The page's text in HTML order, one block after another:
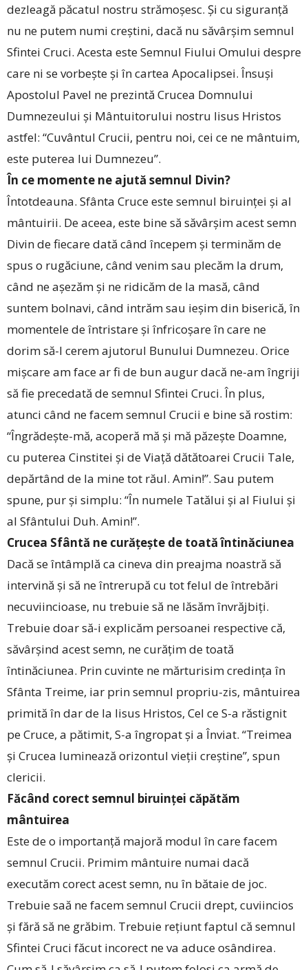
dezleagă păcatul nostru strămoșesc. Și cu siguranță
nu ne putem numi creștini, dacă nu săvârșim semnul
Sfintei Cruci. Acesta este Semnul Fiului Omului despre
care ni se vorbește și în cartea Apocalipsei. Însuși
Apostolul Pavel ne prezintă Crucea Domnului
Dumnezeului și Mântuitorului nostru Iisus Hristos
astfel: “Cuvântul Crucii, pentru noi, cei ce ne mântuim,
este puterea lui Dumnezeu”.
În ce momente ne ajută semnul Divin?
Întotdeauna. Sfânta Cruce este semnul biruinței și al
mântuirii. De aceea, este bine să săvârșim acest semn
Divin de fiecare dată când începem și terminăm de
spus o rugăciune, când venim sau plecăm la drum,
când ne așezăm și ne ridicăm de la masă, când
suntem bolnavi, când intrăm sau ieșim din biserică, în
momentele de întristare și înfricoșare în care ne
dorim să-I cerem ajutorul Bunului Dumnezeu. Orice
mișcare am face ar fi de bun augur dacă ne-am îngriji
să fie precedată de semnul Sfintei Cruci. În plus,
atunci când ne facem semnul Crucii e bine să rostim:
“Îngrădește-mă, acoperă mă și mă păzește Doamne,
cu puterea Cinstitei și de Viață dătătoarei Crucii Tale,
depărtând de la mine tot răul. Amin!”. Sau putem
spune, pur și simplu: “În numele Tatălui și al Fiului și
al Sfântului Duh. Amin!”.
Crucea Sfântă ne curățește de toată întinăciunea
Dacă se întâmplă ca cineva din preajma noastră să
intervină și să ne întrerupă cu tot felul de întrebări
necuviincioase, nu trebuie să ne lăsăm învrăjbiți.
Trebuie doar să-i explicăm persoanei respective că,
săvârșind acest semn, ne curățim de toată
întinăciunea. Prin cuvinte ne mărturisim credința în
Sfânta Treime, iar prin semnul propriu-zis, mântuirea
primită în dar de la Iisus Hristos, Cel ce S-a răstignit
pe Cruce, a pătimit, S-a îngropat și a Înviat. “Treimea
și Crucea luminează orizontul vieții creștine”, spun
clericii.
Făcând corect semnul biruinței căpătăm
mântuirea
Este de o importanță majoră modul în care facem
semnul Crucii. Primim mântuire numai dacă
executăm corect acest semn, nu în bătaie de joc.
Trebuie saă ne facem semnul Crucii drept, cuviincios
și fără să ne grăbim. Trebuie rețiunt faptul că semnul
Sfintei Cruci făcut incorect ne va aduce osândirea.